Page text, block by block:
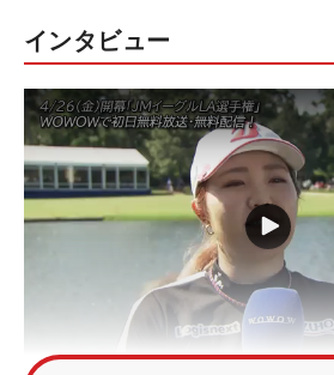
インタビュー